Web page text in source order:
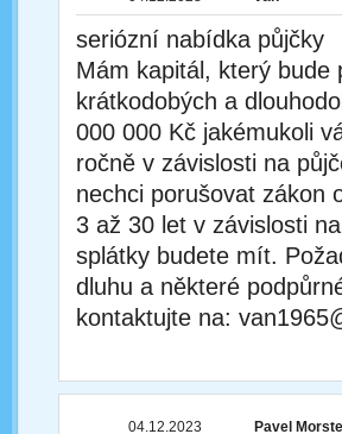
seriózní nabídka půjčky
Mám kapitál, který
krátkodobých a
000 000 Kč jakémukoli
ročně v závislosti na
nechci porušovat zákon
3 až 30 let v závislosti
splátky budete mít.
dluhu a některé
kontaktujte na:
04.12.2023 Pavel